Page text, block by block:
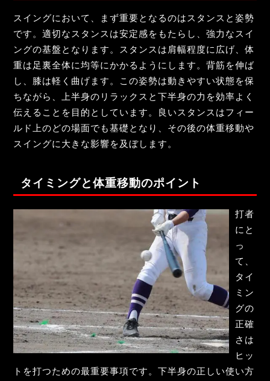
スイングにおいて、まず重要となるのはスタンスと姿勢
です。適切なスタンスは安定感をもたらし、強力なスイ
ングの基盤となります。スタンスは肩幅程度に広げ、体
重は足裏全体に均等にかかるようにします。背筋を伸ば
し、膝は軽く曲げます。この姿勢は動きやすい状態を保
ちながら、上半身のリラックスと下半身の力を効率よく
伝えることを目的としています。良いスタンスはフィー
ルド上のどの場面でも基礎となり、その後の体重移動や
スイングに大きな影響を及ぼします。
タイミングと体重移動のポイント
打者
にと
っ
て、
タイ
ミン
グの
正確
さは
ヒッ
トを打つための最重要事項です。下半身の正しい使い方